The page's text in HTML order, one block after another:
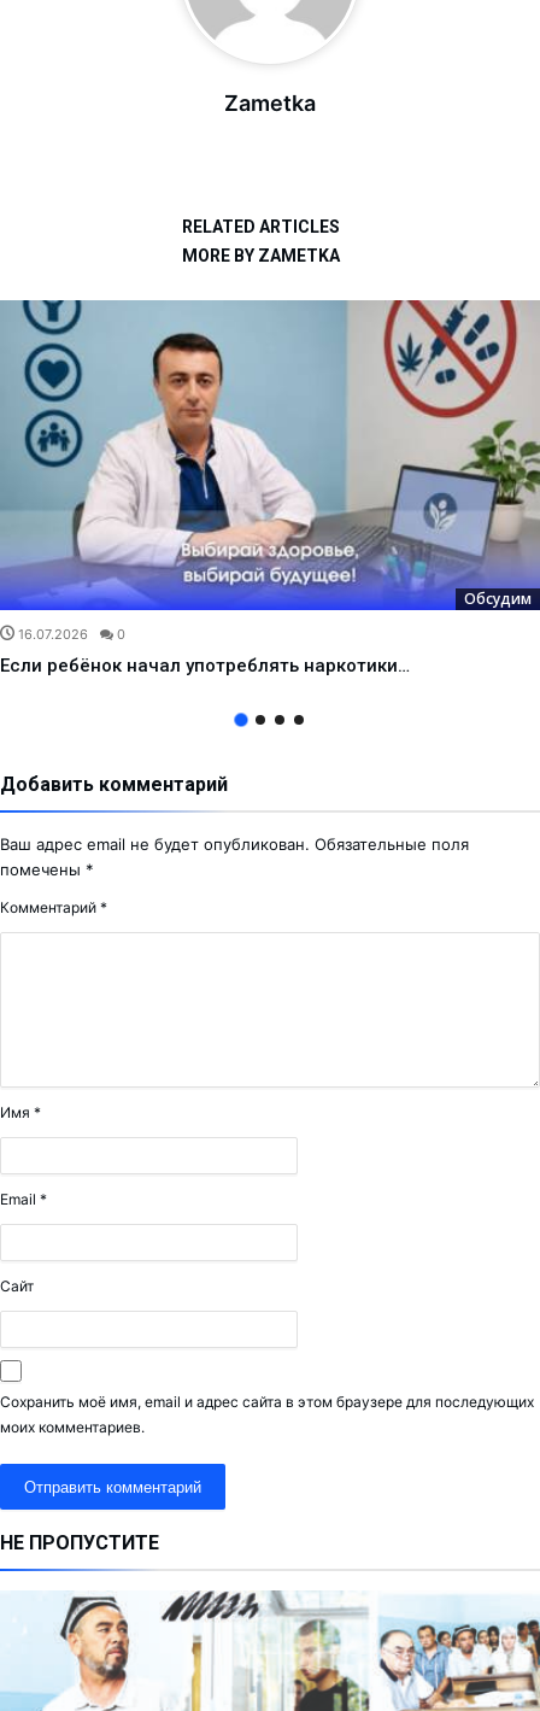
Zametka
RELATED ARTICLES
MORE BY ZAMETKA
Обсудим
16.07.2026 0
Если ребёнок начал употреблять наркотики…
Добавить комментарий
Ваш адрес email не будет опубликован. Обязательные поля
помечены *
Комментарий *
Имя *
Email *
Сайт
Сохранить моё имя, email и адрес сайта в этом браузере для последующих
моих комментариев.
НЕ ПРОПУСТИТЕ